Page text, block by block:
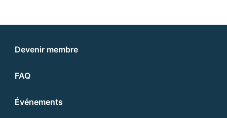
Devenir membre
FAQ
Événements